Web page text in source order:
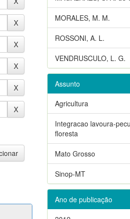
MORALES, M. M.
ROSSONI, A. L.
VENDRUSCULO, L. G.
Assunto
Agricultura
Integracao lavoura-
floresta
Mato Grosso
Sinop-MT
Ano de publicação